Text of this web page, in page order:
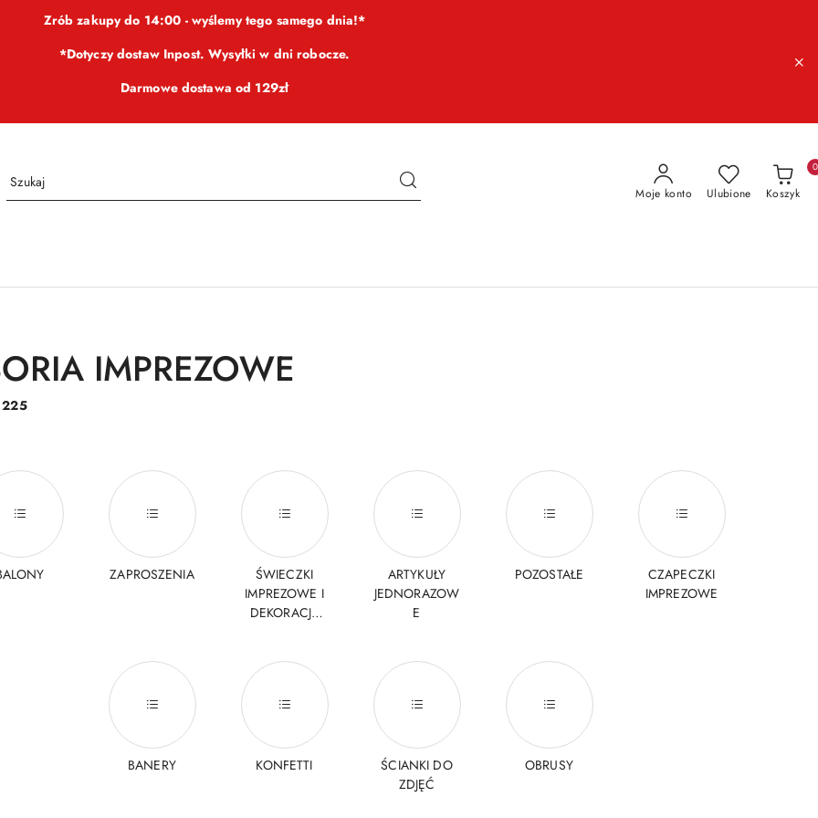
Zrób zakupy do 14:00 - wyślemy tego samego dnia!*
*Dotyczy dostaw Inpost. Wysyłki w dni robocze.
Darmowe dostawa od 129zł
Moje konto Ulubione Koszyk
0
IMPREZOWE
225
ZAPROSZENIA
ŚWIECZKI
IMPREZOWE I
DEKORACJE
ARTYKUŁY
JEDNORAZOW
E
POZOSTAŁE
CZAPECZKI
IMPREZOWE
BANERY KONFETTI
ŚCIANKI DO
ZDJĘĆ
OBRUSY